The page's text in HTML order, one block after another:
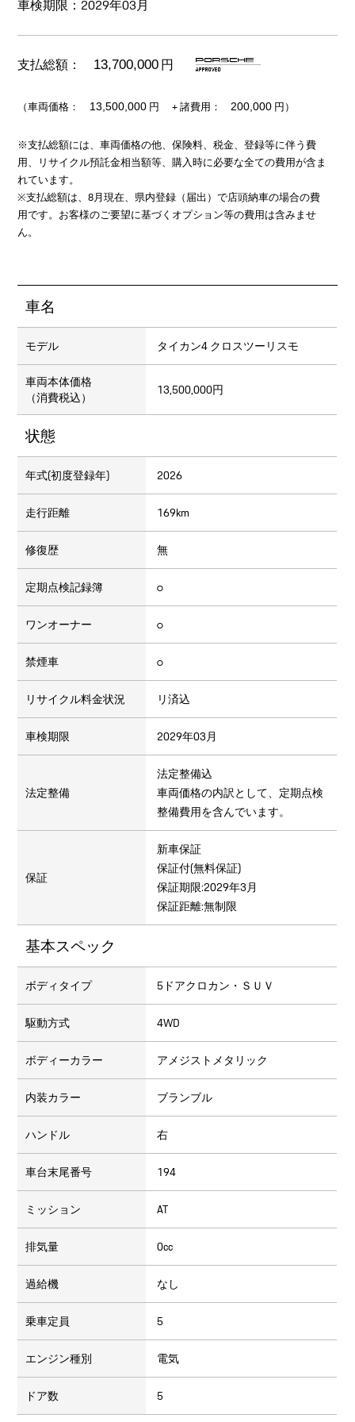
車検期限：2029年03月
支払総額： 13,700,000 円
（車両価格： 13,500,000円 + 諸費用： 200,000 円）
※支払総額には、車両価格の他、保険料、税金、登録等に伴う費
用、リサイクル預託金相当額等、購入時に必要な全ての費用が含ま
れています。
※支払総額は、8月現在、県内登録（届出）で店頭納車の場合の費
用です。お客様のご要望に基づくオプション等の費用は含みませ
ん。
車名
モデル タイカン4 クロスツーリスモ
車両本体価格
（消費税込）
13,500,000円
状態
年式(初度登録年) 2026
走行距離 169km
修復歴 無
定期点検記録簿 ○
ワンオーナー ○
禁煙車 ○
リサイクル料金状況 リ済込
車検期限 2029年03月
法定整備
法定整備込
車両価格の内訳として、定期点検
整備費用を含んでいます。
保証
新車保証
保証付(無料保証)
保証期限:2029年3月
保証距離:無制限
基本スペック
ボディタイプ 5ドアクロカン・ＳＵＶ
駆動方式 4WD
ボディーカラー アメジストメタリック
内装カラー ブランブル
ハンドル 右
車台末尾番号 194
ミッション AT
排気量 0cc
過給機 なし
乗車定員 5
エンジン種別 電気
ドア数 5